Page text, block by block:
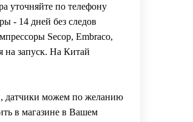
уточняйте по телефону
- 14 дней без следов
Secop, Embraco,
на запуск. На Китай
можем по желанию
в магазине в Вашем